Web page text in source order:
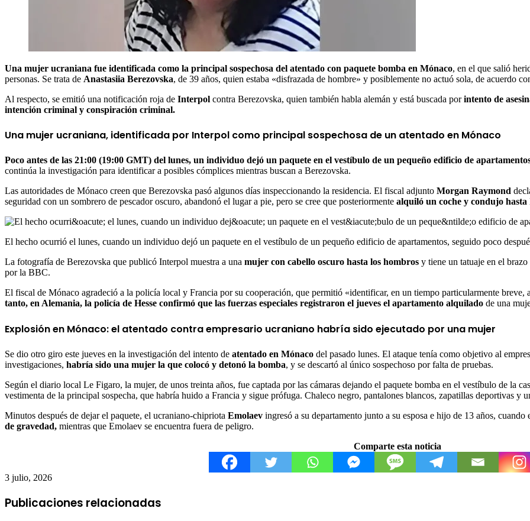
Una mujer ucraniana fue identificada como la principal sospechosa del atentado con paquete bomba en Mónaco, en el que salió
personas. Se trata de Anastasiia Berezovska, de 39 años, quien estaba «disfrazada de hombre» y posiblemente no actuó sola, de acuerdo
Al respecto, se emitió una notificación roja de Interpol contra Berezovska, quien también habla alemán y está buscada porintento de
intención criminal y conspiración criminal.
Una mujer ucraniana, identificada por Interpol como principal sospechosa de un atentado en Mónaco
Poco antes de las 21:00 (19:00 GMT) del lunes, un individuo dejó un paquete en el vestíbulo de un pequeño edificio de
continúa la investigación para identificar a posibles cómplices mientras buscan a Berezovska.
Las autoridades de Mónaco creen que Berezovska pasó algunos días inspeccionando la residencia. El fiscal adjunto Morgan Raymond
seguridad con un sombrero de pescador oscuro, abandonó el lugar a pie, pero se cree que posteriormente alquiló un coche y condujo
El hecho ocurrió el lunes, cuando un individuo dejó un paquete en el vestíbulo de un pequeño edificio de apartamentos, seguido poco
La fotografía de Berezovska que publicó Interpol muestra a una mujer con cabello oscuro hasta los hombros y tiene un tatuaje en el
por la BBC.
El fiscal de Mónaco agradeció a la policía local y Francia por su cooperación, que permitió «identificar, en un tiempo particularmente breve,
tanto, en Alemania, la policía de Hesse confirmó que las fuerzas especiales registraron el jueves el apartamento alquilado de una
Explosión en Mónaco: el atentado contra empresario ucraniano habría sido ejecutado por una mujer
Se dio otro giro este jueves en la investigación del intento de atentado en Mónaco del pasado lunes. El ataque tenía como objetivo al
investigaciones, habría sido una mujer la que colocó y detonó la bomba, y se descartó al único sospechoso por falta de pruebas.
Según el diario local Le Figaro, la mujer, de unos treinta años, fue captada por las cámaras dejando el paquete bomba en el vestíbulo de la
vestimenta de la principal sospecha, que habría huido a Francia y sigue prófuga. Chaleco negro, pantalones blancos, zapatillas deportivas y
Minutos después de dejar el paquete, el ucraniano-chipriota Emolaev ingresó a su departamento junto a su esposa e hijo de 13 años, cuando
de gravedad, mientras que Emolaev se encuentra fuera de peligro.
Comparte esta noticia
3 julio, 2026
Publicaciones relacionadas